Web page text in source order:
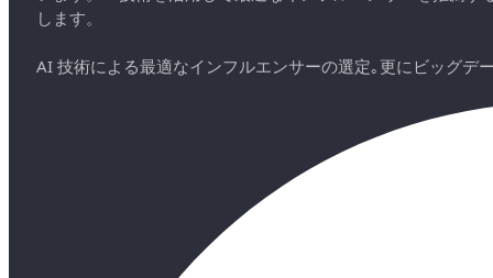
します。
AI 技術による最適なインフルエンサーの選定｡更にビッグデ